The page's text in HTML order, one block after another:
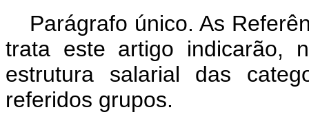
Parágrafo único. As
trata este artigo indicarão,
estrutura salarial das
referidos grupos.